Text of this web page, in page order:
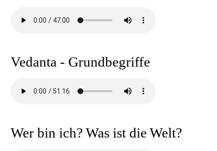
Vedanta - Grundbegriffe
Wer bin ich? Was ist die Welt?